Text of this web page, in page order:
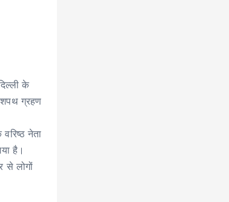
के
ग्रहण
नेता
है।
से लोगों